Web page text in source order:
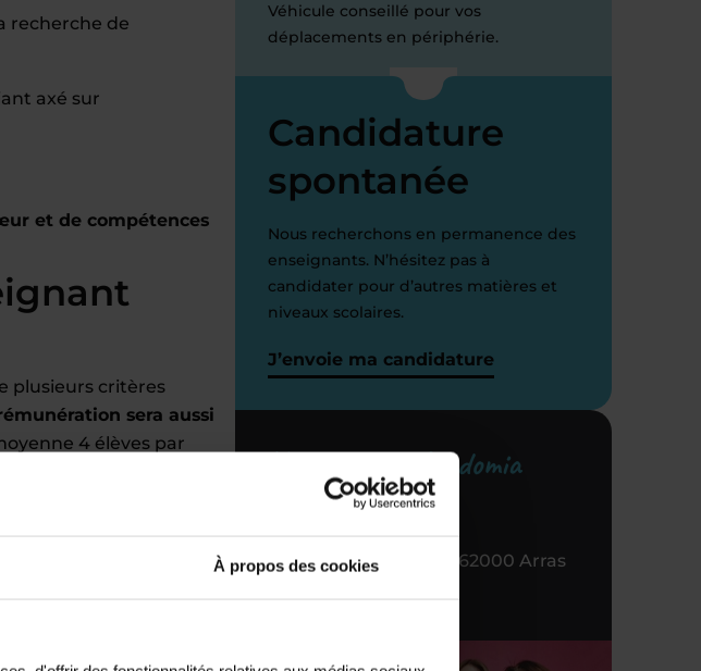
À propos des cookies
recherche de
axé sur
et de compétences
plusieurs critères
sera aussi
4 élèves par
Véhicule conseillé pour vos
déplacements en périphérie.
Candidature
spontanée
Nous recherchons en permanence des
enseignants. N’hésitez pas à
candidater pour d’autres matières et
niveaux scolaires.
J’envoie ma candidature
Votre centre Acadomia
référent
8 RUE Baudimont, 62000 Arras